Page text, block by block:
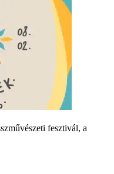
fesztivál, a